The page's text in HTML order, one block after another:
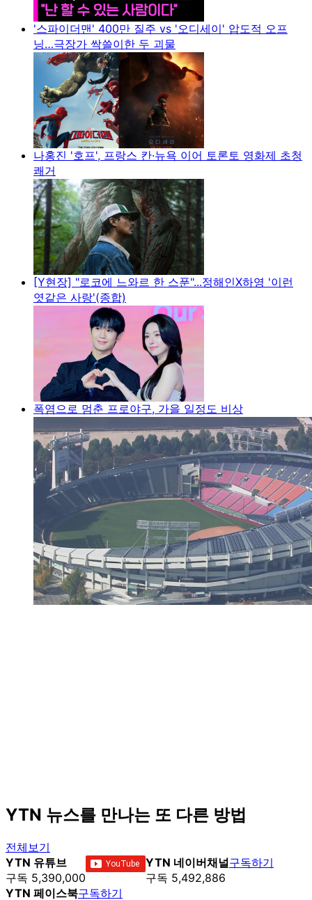
'스파이더맨' 400만 질주 vs '오디세이' 압도적 오프
닝…극장가 싹쓸이한 두 괴물
나홍진 '호프', 프랑스 칸·뉴욕 이어 토론토 영화제 초청
쾌거
[Y현장] "로코에 느와르 한 스푼"...정해인X하영 '이런
엿같은 사랑'(종합)
폭염으로 멈춘 프로야구, 가을 일정도 비상
YTN 뉴스를 만나는 또 다른 방법
전체보기
YTN 유튜브
구독 5,390,000
YTN 네이버채널
구독 5,492,886
구독하기
YTN 페이스북구독하기